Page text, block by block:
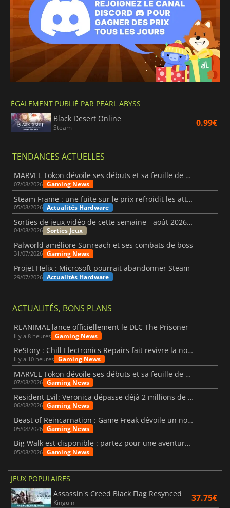
ÉGALEMENT PUBLIÉ PAR PEARL ABYSS
Black Desert Online
Steam 0.99€
TENDANCES ACTUELLES
MARVEL Tōkon dévoile ses débuts et sa feuille de route
07/08/2026 Gaming News
Steam Frame : une fuite sur le prix refroidit les attentes VR
05/08/2026 Actualités Hardware
Sorties de jeux vidéo de cette semaine - août 2026 (semaine 32)
04/08/2026 Sorties Jeux
Palworld améliore Sunreach et ses combats de boss
31/07/2026 Gaming News
Projet Helix : Microsoft pourrait abandonner Steam
29/07/2026 Actualités Hardware
ACTUALITÉS, BONS PLANS
REANIMAL lance officiellement le DLC The Prisoner
il y a 8 heures Gaming News
ReStory : Chill Electronics Repairs fait revivre la nostalgie des années 2000
il y a 10 heures Gaming News
MARVEL Tōkon dévoile ses débuts et sa feuille de route
07/08/2026 Gaming News
Resident Evil: Veronica dépasse déjà 2 millions de wishlists
06/08/2026 Gaming News
Beast of Reincarnation : Game Freak dévoile un nouveau pari
05/08/2026 Gaming News
Big Walk est disponible : partez pour une aventure entre amis
05/08/2026 Gaming News
JEUX POPULAIRES
Assassin's Creed Black Flag Resynced
Kinguin 37.75€